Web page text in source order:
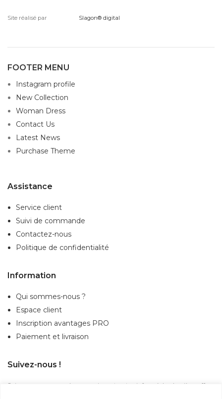
Site réalisé par Slagon® digital
FOOTER MENU
Instagram profile
New Collection
Woman Dress
Contact Us
Latest News
Purchase Theme
Assistance
Service client
Suivi de commande
Contactez-nous
Politique de confidentialité
Information
Qui sommes-nous ?
Espace client
Inscription avantages PRO
Paiement et livraison
Suivez-nous !
Suivez-nous sur nos réseaux sociaux et restez informé des dernières offres,